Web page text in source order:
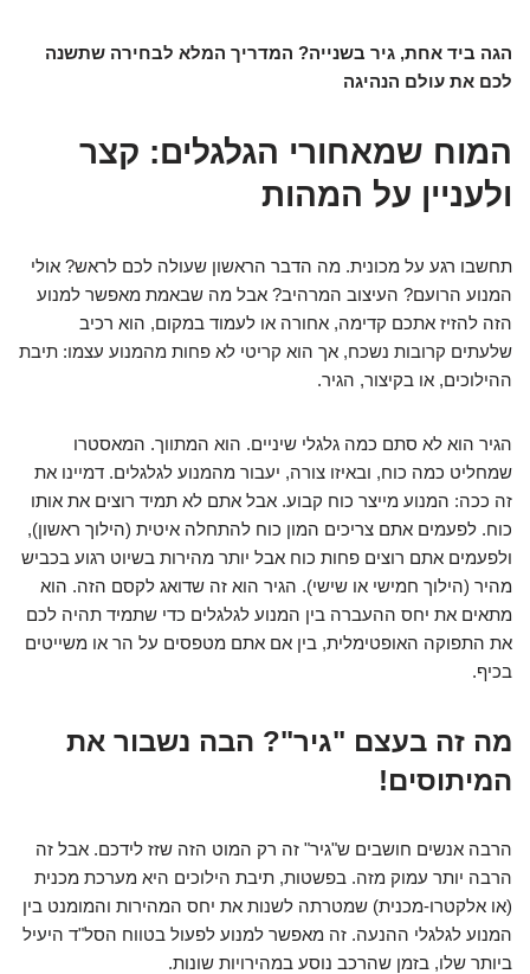
הגה ביד אחת, גיר בשנייה? המדריך המלא לבחירה שתשנה
לכם את עולם הנהיגה
המוח שמאחורי הגלגלים: קצר
ולעניין על המהות
תחשבו רגע על מכונית. מה הדבר הראשון שעולה לכם לראש? אולי
המנוע הרועם? העיצוב המרהיב? אבל מה שבאמת מאפשר למנוע
הזה להזיז אתכם קדימה, אחורה או לעמוד במקום, הוא רכיב
שלעתים קרובות נשכח, אך הוא קריטי לא פחות מהמנוע עצמו: תיבת
ההילוכים, או בקיצור, הגיר.
הגיר הוא לא סתם כמה גלגלי שיניים. הוא המתווך. המאסטרו
שמחליט כמה כוח, ובאיזו צורה, יעבור מהמנוע לגלגלים. דמיינו את
זה ככה: המנוע מייצר כוח קבוע. אבל אתם לא תמיד רוצים את אותו
כוח. לפעמים אתם צריכים המון כוח להתחלה איטית (הילוך ראשון),
ולפעמים אתם רוצים פחות כוח אבל יותר מהירות בשיוט רגוע בכביש
מהיר (הילוך חמישי או שישי). הגיר הוא זה שדואג לקסם הזה. הוא
מתאים את יחס ההעברה בין המנוע לגלגלים כדי שתמיד תהיה לכם
את התפוקה האופטימלית, בין אם אתם מטפסים על הר או משייטים
בכיף.
מה זה בעצם "גיר"? הבה נשבור את
המיתוסים!
הרבה אנשים חושבים ש"גיר" זה רק המוט הזה שזז לידכם. אבל זה
הרבה יותר עמוק מזה. בפשטות, תיבת הילוכים היא מערכת מכנית
(או אלקטרו-מכנית) שמטרתה לשנות את יחס המהירות והמומנט בין
המנוע לגלגלי ההנעה. זה מאפשר למנוע לפעול בטווח הסל"ד היעיל
ביותר שלו, בזמן שהרכב נוסע במהירויות שונות.